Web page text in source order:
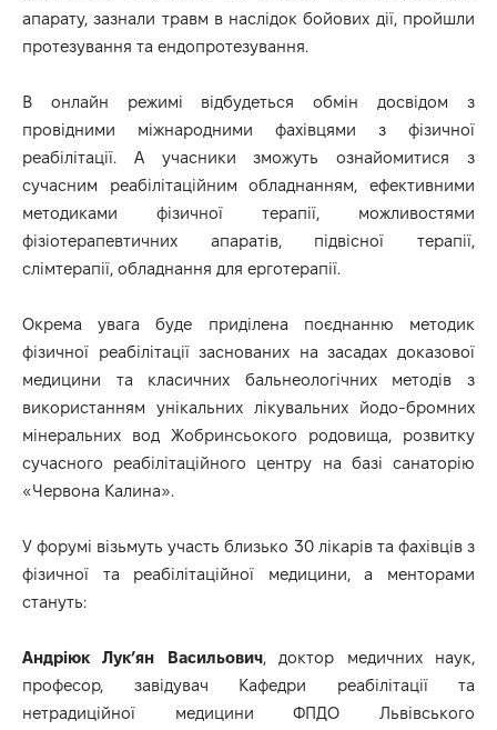
апарату, зазнали травм в наслідок бойових дії, пройшли
протезування та ендопротезування.
В онлайн режимі відбудеться обмін досвідом з
провідними міжнародними фахівцями з фізичної
реабілітації. А учасники зможуть ознайомитися з
сучасним реабілітаційним обладнанням, ефективними
методиками фізичної терапії, можливостями
фізіотерапевтичних апаратів, підвісної терапії,
слімтерапії, обладнання для ерготерапії.
Окрема увага буде приділена поєднанню методик
фізичної реабілітації заснованих на засадах доказової
медицини та класичних бальнеологічних методів з
використанням унікальних лікувальних йодо-бромних
мінеральних вод Жобринсьокого родовища, розвитку
сучасного реабілітаційного центру на базі санаторію
«Червона Калина».
У форумі візьмуть участь близько 30 лікарів та фахівців з
фізичної та реабілітаційної медицини, а менторами
стануть:
Андріюк Лук’ян Васильович, доктор медичних наук,
професор, завідувач Кафедри реабілітації та
нетрадиційної медицини ФПДО Львівського